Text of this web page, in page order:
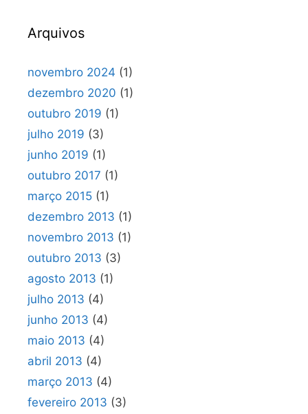
Arquivos
novembro 2024 (1)
dezembro 2020 (1)
outubro 2019 (1)
julho 2019 (3)
junho 2019 (1)
outubro 2017 (1)
março 2015 (1)
dezembro 2013 (1)
novembro 2013 (1)
outubro 2013 (3)
agosto 2013 (1)
julho 2013 (4)
junho 2013 (4)
maio 2013 (4)
abril 2013 (4)
março 2013 (4)
fevereiro 2013 (3)